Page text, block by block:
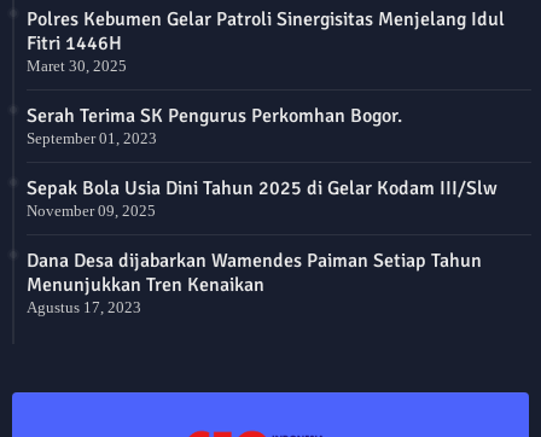
Polres Kebumen Gelar Patroli Sinergisitas Menjelang Idul
Fitri 1446H
Maret 30, 2025
Serah Terima SK Pengurus Perkomhan Bogor.
September 01, 2023
Sepak Bola Usia Dini Tahun 2025 di Gelar Kodam III/Slw
November 09, 2025
Dana Desa dijabarkan Wamendes Paiman Setiap Tahun
Menunjukkan Tren Kenaikan
Agustus 17, 2023